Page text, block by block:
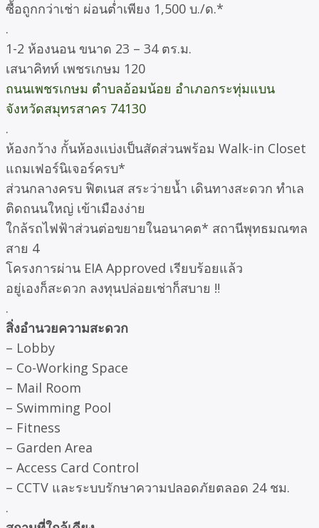
ซื้อถูกกว่าเช่า ผ่อนต่ำเพียง 1,500 บ./ด.*
.
1-2 ห้องนอน ขนาด 23 – 34 ตร.ม.
เสนาคิทท์ เพชรเกษม 120
ถนนเพชรเกษม ตำบลอ้อมน้อย อำเภอกระทุ่มแบน
จังหวัดสมุทรสาคร 74130
.
ห้องกว้าง กั้นห้องเเบ่งเป็นสัดส่วนพร้อม Walk-in Closet
แถมเฟอร์นิเจอร์ครบ*
ส่วนกลางครบ ฟิตเนส สระว่ายน้ำ เดินทางสะดวก ทำเล
ติดถนนใหญ่ เข้าเมืองง่าย
ใกล้รถไฟฟ้าส่วนต่อขยายในอนาคต* สถานีพุทธมณฑล
สาย 4
โครงการผ่าน EIA Approved เรียบร้อยแล้ว
อยู่เองก็สะดวก ลงทุนปล่อยเช่าก็สบาย ‼
.
สิ่งอำนวยความสะดวก
– Lobby
– Co-Working Space
– Mail Room
– Swimming Pool
– Fitness
– Garden Area
– Access Card Control
– CCTV และระบบรักษาความปลอดภัยตลอด 24 ชม.
.